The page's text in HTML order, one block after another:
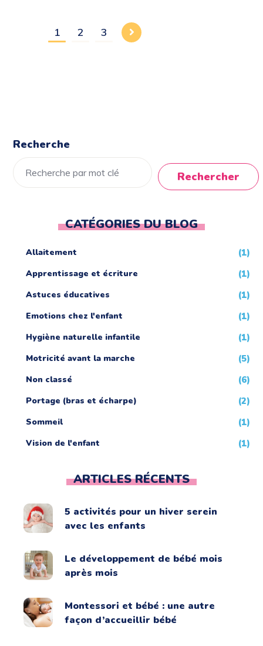
1 2 3
Recherche
Rechercher
CATÉGORIES DU BLOG
Allaitement (1)
Apprentissage et écriture (1)
Astuces éducatives (1)
Emotions chez l'enfant (1)
Hygiène naturelle infantile (1)
Motricité avant la marche (5)
Non classé (6)
Portage (bras et écharpe) (2)
Sommeil (1)
Vision de l'enfant (1)
ARTICLES RÉCENTS
5 activités pour un hiver serein
avec les enfants
Le développement de bébé mois
après mois
Montessori et bébé : une autre
façon d’accueillir bébé